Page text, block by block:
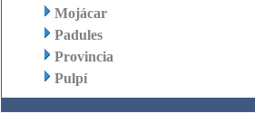
Mojácar
Padules
Provincia
Pulpí